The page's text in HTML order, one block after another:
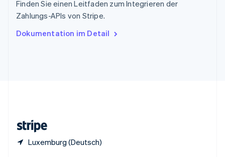
Finden Sie einen Leitfaden zum Integrieren der
Zahlungs-APIs von Stripe.
Dokumentation im Detail
Luxemburg (Deutsch)
Tschechische Republik
English
English